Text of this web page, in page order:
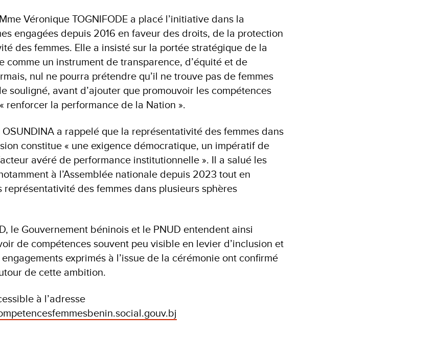
Véronique TOGNIFODE a placé l’initiative dans la
engagées depuis 2016 en faveur des droits, de la protection
des femmes. Elle a insisté sur la portée stratégique de la
comme un instrument de transparence, d’équité et de
nul ne pourra prétendre qu’il ne trouve pas de femmes
souligné, avant d’ajouter que promouvoir les compétences
renforcer la performance de la Nation ».
a rappelé que la représentativité des femmes dans
constitue « une exigence démocratique, un impératif de
avéré de performance institutionnelle ». Il a salué les
à l’Assemblée nationale depuis 2023 tout en
représentativité des femmes dans plusieurs sphères
le Gouvernement béninois et le PNUD entendent ainsi
de compétences souvent peu visible en levier d’inclusion et
exprimés à l’issue de la cérémonie ont confirmé
de cette ambition.
à l’adresse